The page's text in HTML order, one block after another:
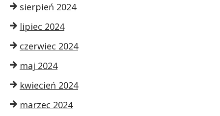
sierpień 2024
lipiec 2024
czerwiec 2024
maj 2024
kwiecień 2024
marzec 2024